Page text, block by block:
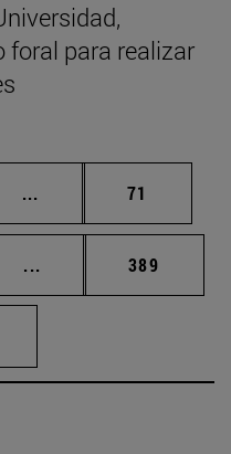
foral para realizar
... Páginas intermedias
Página
71
... Páginas intermedias
Página
389